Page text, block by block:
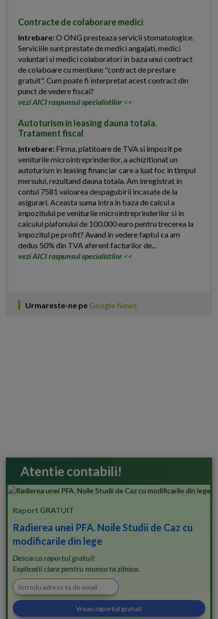
Contracte de colaborare medici
Intrebare:O ONG presteaza servicii stomatologice.
Serviciile sunt prestate de medici angajati, medici
voluntari si medici colaboratori in baza unui contract
de colaboare cu mentiune "contract de prestare
gratuit". Cum poate fi interpretat acest contract din
punct de vedere fiscal?
vezi AICI raspunsul specialistilor <<
Autoturism in leasing dauna totala.
Tratament fiscal
Intrebare: Firma, platitoare de TVA si impozit pe
veniturile microintreprinderilor, a achizitionat un
autoturism in leasing financiar care a luat foc in timpul
mersului, rezultand dauna totala. Am inregistrat in
contul 7581 valoarea despagubirii incasate de la
asigurari. Aceasta suma intra in baza de calcul a
impozitului pe veniturile microintreprinderilor si in
calculul plafonului de 100.000 euro pentru trecerea la
impozitul pe profit? Avand in vedere faptul ca am
dedus 50% din TVA aferent facturilor de...
vezi AICI raspunsul specialistilor <<
Urmareste-ne pe Google News
Atentie contabili!
Raport GRATUIT
Radierea unei PFA. Noile Studii de Caz cu
modificarile din lege
Descarca raportul gratuit
Explicatii clare pentru munca ta zilnica.